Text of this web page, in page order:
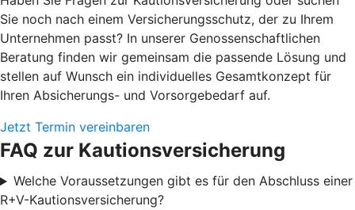
Sie noch nach einem Versicherungsschutz, der zu Ihrem
Unternehmen passt? In unserer Genossenschaftlichen
Beratung finden wir gemeinsam die passende Lösung und
stellen auf Wunsch ein individuelles Gesamtkonzept für
Ihren Absicherungs- und Vorsorgebedarf auf.
Jetzt Termin vereinbaren
FAQ zur Kautionsversicherung
Welche Voraussetzungen gibt es für den Abschluss einer
R+V-Kautionsversicherung?